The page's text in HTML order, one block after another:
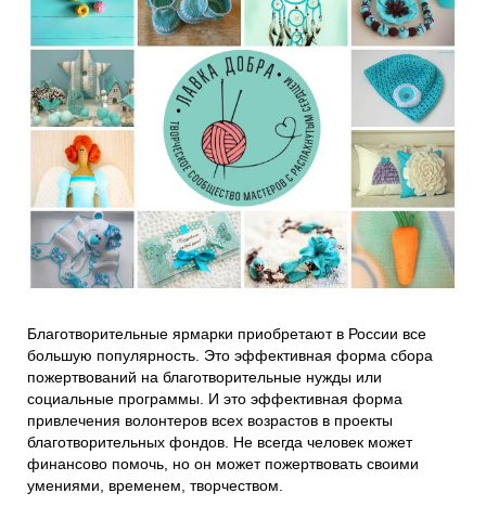
Боксы для пожертвований
Нужна помощь?
Проекты
Программы фонда
Справочник
Медиа
События и люди
Мы в СМИ
Наши друзья
Банеры
Благотворительные ярмарки приобретают в России все
большую популярность. Это эффективная форма сбора
пожертвований на благотворительные нужды или
социальные программы. И это эффективная форма
привлечения волонтеров всех возрастов в проекты
благотворительных фондов. Не всегда человек может
финансово помочь, но он может пожертвовать своими
умениями, временем, творчеством.